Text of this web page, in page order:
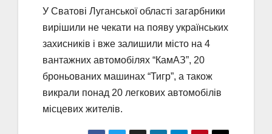
У Сватові Луганської області загарбники
вирішили не чекати на появу українських
захисників і вже залишили місто на 4
вантажних автомобілях “КамАЗ”, 20
броньованих машинах “Тигр”, а також
викрали понад 20 легкових автомобілів
місцевих жителів.